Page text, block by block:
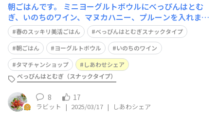
朝ごはんです。 ミニヨーグルトボウルにべっぴんはとむ
ぎ、いのちのワイン、マヌカハニー、プルーンを入れまし
た😋 クキッコリーのマヨチーズトーストに、ベランダで
収穫した、クキッコリー、ベビーリーフ、ラディッシュの
サラダにビタミンCトマト、βカロテントマト、クルミを
添えました💓
春のスッキリ美活ごはん
べっぴんはとむぎスナックタイプ
朝ごはん
ヨーグルトボウル
いのちのワイン
タマチャンショップ
しあわせシェア
べっぴんはとむぎ（スナックタイプ）
8 17
ラビット | 2025/03/17 | しあわシェア